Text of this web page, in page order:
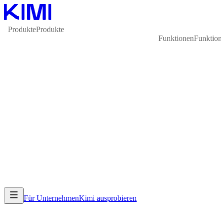
ProdukteProdukte
Funktionen
Für UnternehmenKimi ausprobieren